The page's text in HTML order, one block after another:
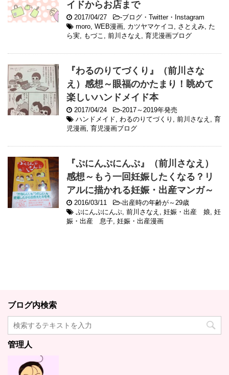
イドからお店まで
2017/04/27 -ブログ・Twitter・Instagram
moro, WEB漫画, カツヤマケイコ , さとえみ, た
ら実, もづこ , 前川さなえ , 育児漫画ブログ
『わるのりてづくり』（前川さな
え）感想～眼福のかたまり！眺めて
楽しいハンドメイド本
2017/04/24 -2017～2019年発売
ハンドメイド, わるのりてづくり , 前川さなえ , 育
児漫画, 育児漫画ブログ
『ぷにんぷにんぷ』（前川さなえ）
感想～もう一回妊娠したくなる？リ
アルに描かれる妊娠・出産マンガ～
2016/03/11 -出産時の年齢が～29歳
ぷにんぷにんぷ, 前川さなえ , 妊娠・出産 娘, 妊
娠・出産 息子, 妊娠・出産漫画
ブログ内検索
管理人